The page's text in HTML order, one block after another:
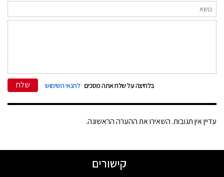
בלחיצה על שלח אתה מסכים לתנאי השימוש שלח
עדיין אין תגובות. השאירו את ההערה הראשונה.
קישורים